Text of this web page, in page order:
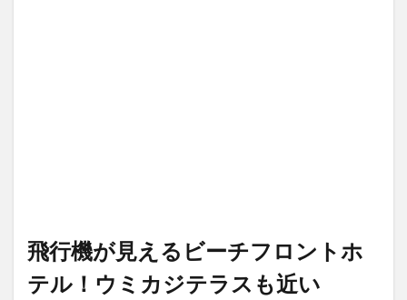
飛行機が見えるビーチフロントホ
テル！ウミカジテラスも近い